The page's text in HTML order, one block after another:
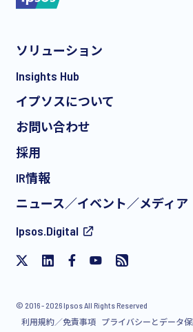
を含む、製品やサービスに関す
同意します。この同意はいつ
ソリューション
Insights Hub
イプソスについて
お問い合わせ
採用
IR情報
ニュース／イベント／メディア
Ipsos.Digital
© 2016 - 2026 Ipsos All Rights Reserved
利用規約／免責事項
プライバシーとデータ